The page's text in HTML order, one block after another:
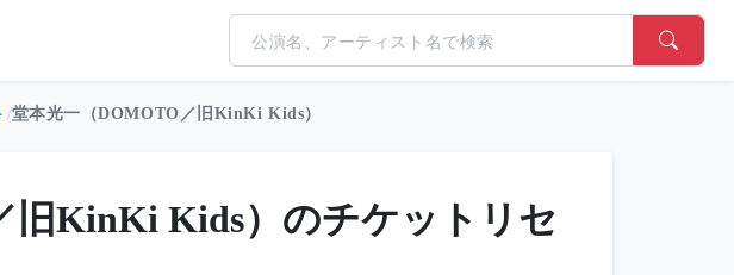
/堂本光一（DOMOTO／旧KinKi Kids）
旧KinKi Kids）のチケットリセ